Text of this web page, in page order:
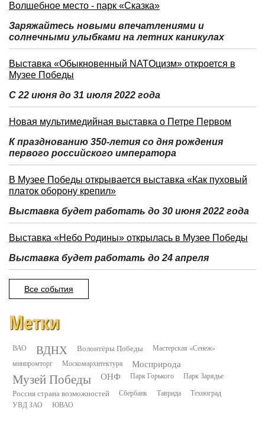
Волшебное место - парк «Сказка»
Заряжайтесь новыми впечатлениями и
солнечными улыбками на летних каникулах
Выставка «Обыкновенный NATOцизм» откроется в
Музее Победы
С 22 июня до 31 июля 2022 года
Новая мультимедийная выставка о Петре Первом
К празднованию 350-летия со дня рождения
первого российского императора
В Музее Победы открывается выставка «Как пуховый
платок оборону крепил»
Выставка будет работать до 30 июня 2022 года
Выставка «Небо Родины» открылась в Музее Победы
Выставка будет работать до 24 апреля
Все события
Метки
ВАО ВДНХ Волонтёры Победы
Мастерская «Сенеж»
минпромторг
Москомархитектура Мосприрода
Музей Победы ОНФ Парк Горького Парк Зарядье
Россия страна возможностей Сбербанк Таврида
Техноград
УВД ЗАО
ЮВАО